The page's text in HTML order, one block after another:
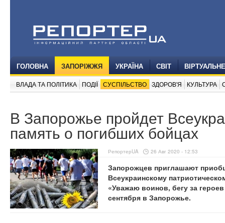
ГОЛОВНА ЗАПОРІЖЖЯ УКРАЇНА СВІТ
ВЛАДА ТА ПОЛІТИКА ПОДІЇ СУСПІЛЬСТВО ЗДОРОВ'Я КУЛЬТУРА
В Запорожье пройдет
память о погибших бойцах
РепортерUA 26 Авг 2020 - 12:53
Запорожцев приглашают
Всеукраинскому
«Уважаю воинов, бегу за
сентября в Запорожье.